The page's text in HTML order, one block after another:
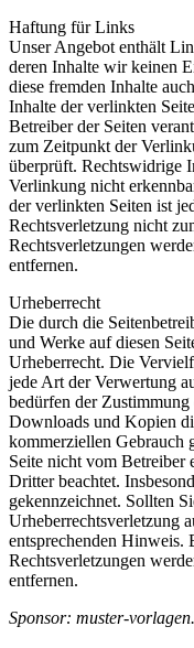
Haftung für Links
Unser Angebot enthält
deren Inhalte wir keinen
diese fremden Inhalte
Inhalte der verlinkten
Betreiber der Seiten
zum Zeitpunkt der
überprüft. Rechtswidrige
Verlinkung nicht
der verlinkten Seiten ist
Rechtsverletzung nicht
Rechtsverletzungen
entfernen.
Urheberrecht
Die durch die
und Werke auf diesen
Urheberrecht. Die
jede Art der Verwertung
bedürfen der
Downloads und Kopien
kommerziellen Gebrauch
Seite nicht vom Betreiber
Dritter beachtet.
gekennzeichnet. Sollten
Urheberrechtsverletzung
entsprechenden Hinweis.
Rechtsverletzungen
entfernen.
Sponsor: muster-